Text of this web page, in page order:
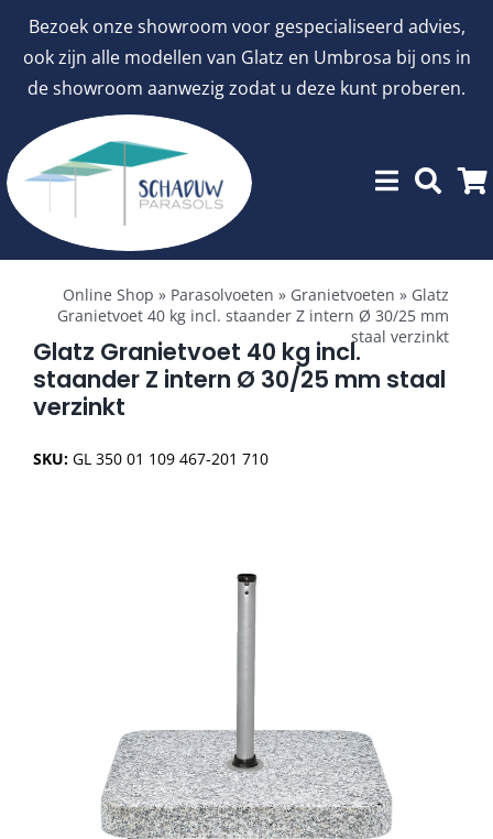
Bezoek onze showroom voor gespecialiseerd advies,
ook zijn alle modellen van Glatz en Umbrosa bij ons in
de showroom aanwezig zodat u deze kunt proberen.
inhoud
Toggle
Navigation
aanbiedingen
Stokparasols
Snel leverbaar
Online Shop » Parasolvoeten » Granietvoeten » Glatz
Granietvoet 40 kg incl. staander Z intern Ø 30/25 mm
staal verzinkt
Glatz Granietvoet 40 kg incl.
staander Z intern Ø 30/25 mm staal
verzinkt
SKU: GL 350 01 109 467-201 710